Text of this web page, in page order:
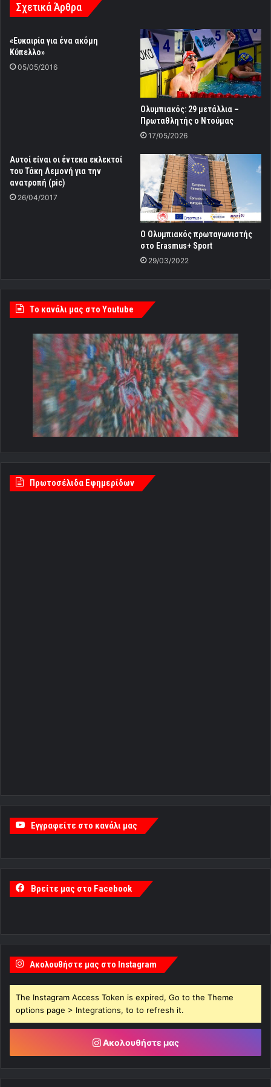
Σχετικά Άρθρα
«Ευκαιρία για ένα ακόμη
Κύπελλο»
05/05/2016
Ολυμπιακός: 29 μετάλλια –
Πρωταθλητής ο Ντούμας
17/05/2026
Αυτοί είναι οι έντεκα εκλεκτοί
του Τάκη Λεμονή για την
ανατροπή (pic)
26/04/2017
Ο Ολυμπιακός πρωταγωνιστής
στο Erasmus+ Sport
29/03/2022
Tο κανάλι μας στο Youtube
Πρωτοσέλιδα Εφημερίδων
Εγγραφείτε στο κανάλι μας
Βρείτε μας στο Facebook
Ακολουθήστε μας στο Instagram
The Instagram Access Token is expired, Go to the Theme
options page > Integrations, to to refresh it.
Ακολουθήστε μας